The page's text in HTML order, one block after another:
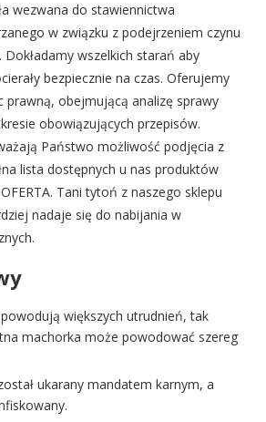
wezwana do stawiennictwa
w związku z podejrzeniem czynu
Dokładamy wszelkich starań aby
bezpiecznie na czas. Oferujemy
obejmującą analizę sprawy
obowiązujących przepisów.
Państwo możliwość podjęcia z
lista dostępnych u nas produktów
Tani tytoń z naszego sklepu
nadaje się do nabijania w
większych utrudnień, tak
machorka może powodować szereg
ukarany mandatem karnym, a